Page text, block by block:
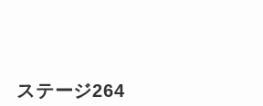
ステージ264